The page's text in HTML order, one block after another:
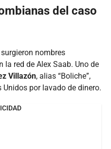
del caso
nombres
red de Alex Saab. Uno de
Villazón, alias “Boliche”,
por lavado de dinero.